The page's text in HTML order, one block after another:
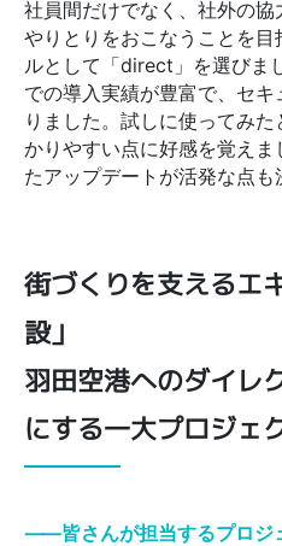
社員間だけでなく、社外の
やりとりをおこなうことを
ルとして「direct」を選びま
での導入実績が豊富で、セ
りました。試しに使ってみ
かりやすい点に好感を覚えま
たアップデートが活発な点も
街づくりを支えるエ
設」
羽田空港へのダイレ
にする一大プロジェ
⸺皆さんが担当するプロジ